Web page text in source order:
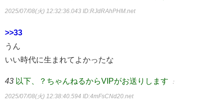
2025/07/08(火) 12:32:36.043 ID:RJdRAhPHM.net
>>33
うん
いい時代に生まれてよかったな
43 以下、？ちゃんねるからVIPがお送りします ：
2025/07/08(火) 12:38:40.594 ID:4mFsCNd20.net